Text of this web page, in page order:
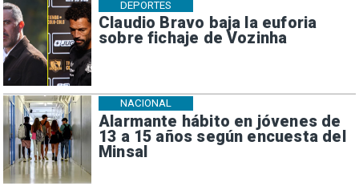
Claudio Bravo baja la euforia
sobre fichaje de Vozinha
DEPORTES
Alarmante hábito en jóvenes de
13 a 15 años según encuesta del
Minsal
NACIONAL